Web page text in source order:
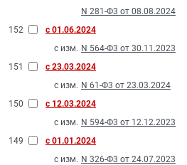
N 281-Ф3 от 08.08.2024
152
с 01.06.2024
с изм. N 564-Ф3 от 30.11.2023
151
с 23.03.2024
с изм. N 61-Ф3 от 23.03.2024
150
с 12.03.2024
с изм. N 594-Ф3 от 12.12.2023
149
с 01.01.2024
с изм. N 326-Ф3 от 24.07.2023